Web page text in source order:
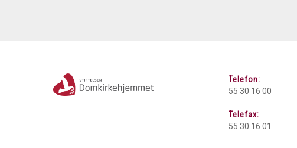
Telefon:
55 30 16 00
Telefax:
55 30 16 01